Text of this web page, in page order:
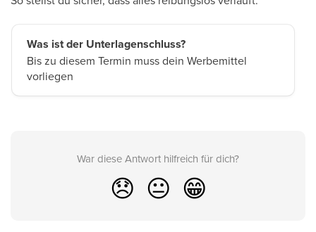
Was ist der Unterlagenschluss?
Bis zu diesem Termin muss dein Werbemittel
vorliegen
War diese Antwort hilfreich für dich?
😞 😐 😁